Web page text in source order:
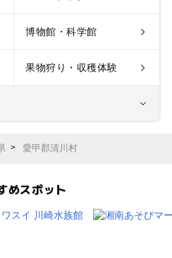
博物館・科学館
果物狩り・収穫体験
植物園・フラワーパー
ク
愛甲郡清川村
めスポット